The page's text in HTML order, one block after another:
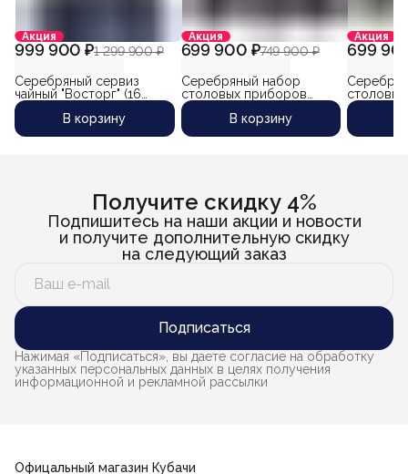
Акция
999 900 ₽1 299 900 ₽
Серебряный сервиз
чайный "Восторг" (16
предметов)
В корзину
Акция
699 900 ₽749 900 ₽
Серебряный набор
столовых приборов
"Карибо-2" на 12 персон
(48 предметов)
В корзину
Акция
699
Получите скидку 4%
Подпишитесь на наши акции и новости
и получите дополнительную скидку
на следующий заказ
Подписаться
Нажимая «Подписаться», вы даете согласие на обработку
указанных персональных данных в целях получения
информационной и рекламной рассылки
Офицальный магазин Кубачи